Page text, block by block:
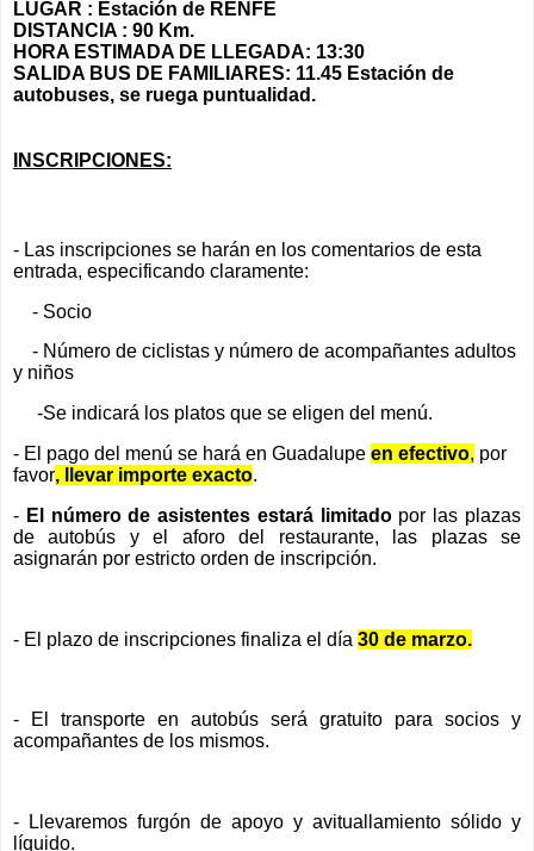
LUGAR : Estación de RENFE
DISTANCIA : 90 Km.
HORA ESTIMADA DE LLEGADA: 13:30
SALIDA BUS DE FAMILIARES: 11.45 Estación de
autobuses, se ruega puntualidad.
INSCRIPCIONES:
- Las inscripciones se harán en los comentarios de esta
entrada, especificando claramente:
- Socio
- Número de ciclistas y número de acompañantes adultos
y niños
-Se indicará los platos que se eligen del menú.
- El pago del menú se hará en Guadalupe en efectivo, por
favor, llevar importe exacto.
- El número de asistentes estará limitadopor las plazas
de autobús y el aforo del restaurante, las plazas se
asignarán por estricto orden de inscripción.
- El plazo de inscripciones finaliza el día 30 de marzo.
- El transporte en autobús será gratuito para socios y
acompañantes de los mismos.
- Llevaremos furgón de apoyo y avituallamiento sólido y
líquido.